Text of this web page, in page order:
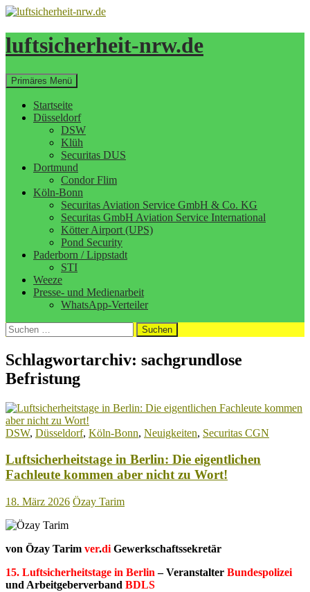
Zum
springen
luftsicherheit-nrw.de
Suchen
Primäres Menü
Startseite
Düsseldorf
DSW
Klüh
Securitas DUS
Dortmund
Condor Flim
Köln-Bonn
Securitas Aviation Service GmbH & Co. KG
Securitas GmbH Aviation Service International
Kötter Airport (UPS)
Pond Security
Paderborn / Lippstadt
STI
Weeze
Presse- und Medienarbeit
WhatsApp-Verteiler
Suchen
nach:
Schlagwortarchiv: sachgrundlose
Befristung
DSW, Düsseldorf, Köln-Bonn, Neuigkeiten, Securitas CGN
Luftsicherheitstage in Berlin: Die eigentlichen
Fachleute kommen aber nicht zu Wort!
18. März 2026 Özay Tarim
von Özay Tarim ver.di Gewerkschaftssekretär
15. Luftsicherheitstage in Berlin – Veranstalter Bundespolizei
und Arbeitgeberverband BDLS